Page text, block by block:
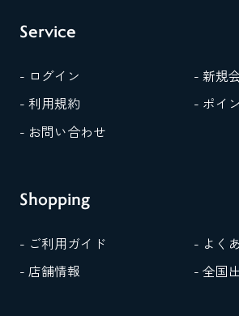
Service
- ログイン
- 新規
- 利用規約
- ポイ
- お問い合わせ
Shopping
- ご利用ガイド
- よく
- 店舗情報
- 全国